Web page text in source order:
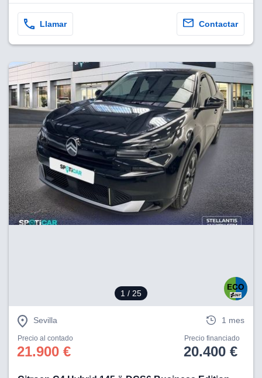
Llamar Contactar
1 / 25
Sevilla 1 mes
Precio al contado
21.900 €
Precio financiado
20.400 €